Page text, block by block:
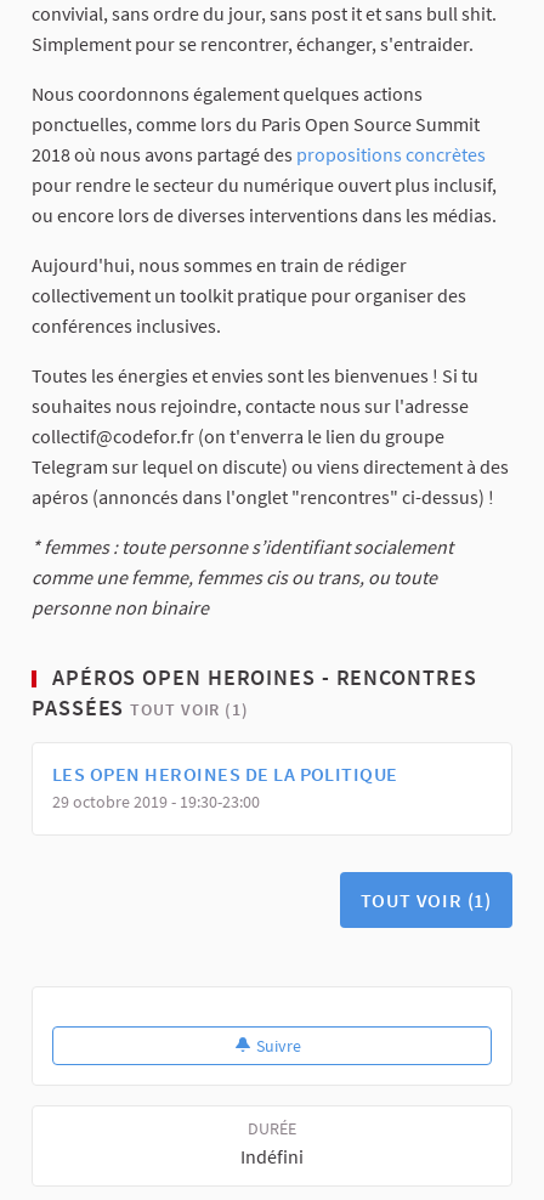
convivial, sans ordre du jour, sans post it et sans bull shit.
Simplement pour se rencontrer, échanger, s'entraider.
Nous coordonnons également quelques actions
ponctuelles, comme lors du Paris Open Source Summit
2018 où nous avons partagé des propositions concrètes
pour rendre le secteur du numérique ouvert plus inclusif,
ou encore lors de diverses interventions dans les médias.
Aujourd'hui, nous sommes en train de rédiger
collectivement un toolkit pratique pour organiser des
conférences inclusives.
Toutes les énergies et envies sont les bienvenues ! Si tu
souhaites nous rejoindre, contacte nous sur l'adresse
collectif@codefor.fr (on t'enverra le lien du groupe
Telegram sur lequel on discute) ou viens directement à des
apéros (annoncés dans l'onglet "rencontres" ci-dessus) !
* femmes : toute personne s’identifiant socialement
comme une femme, femmes cis ou trans, ou toute
personne non binaire
APÉROS OPEN HEROINES - RENCONTRES
PASSÉESTOUT VOIR (1)
LES OPEN HEROINES DE LA POLITIQUE
29 octobre 2019 - 19:30-23:00
TOUT VOIR (1)
Suivre
DURÉE
Indéfini